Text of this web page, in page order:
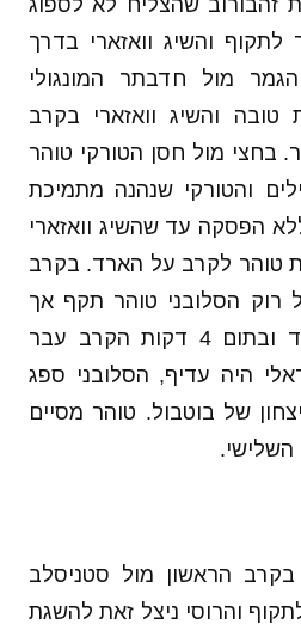
זהבורוב שהצליח לא לספוג
לתקוף והשיג וואזארי בדרך
מול חדבתר המונגולי
טובה והשיג וואזארי בקרב
בחצי מול חסן הטורקי טוהר
והטורקי שנהנה מתמיכת
הפסקה עד שהשיג וואזארי
את טוהר לקרב על הארד. בקרב
רוק הסלובני טוהר תקף אך
לא הצליח להשיג ניקוד ובתום 4 דקות הקרב עבר
היה עדיף, הסלובני ספג
של בוטבול. טוהר מסיים
בקרב הראשון מול סטניסלב
והרוסי ניצל זאת להשגת